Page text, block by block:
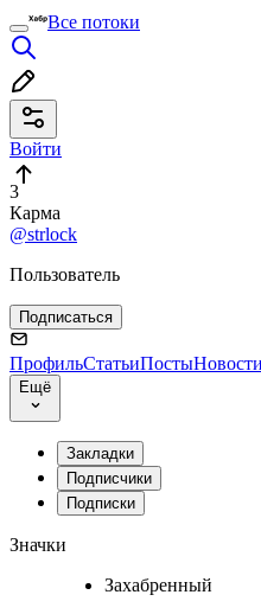
Все потоки
Войти
3
Карма
@strlock
Пользователь
Подписаться
ПрофильСтатьиПостыНовости
Ещё
Закладки
Подписчики
Подписки
Значки
Захабренный